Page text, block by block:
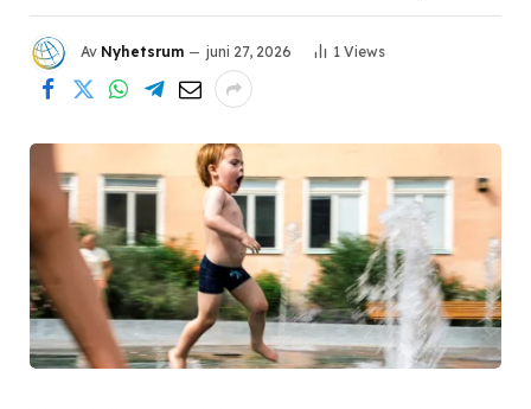
Av Nyhetsrum juni 27, 2026 1 Views